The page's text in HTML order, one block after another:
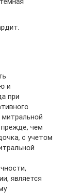
и
при
чем
с учетом
является